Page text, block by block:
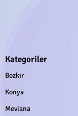
Kategoriler
Bozkır
Konya
Mevlana